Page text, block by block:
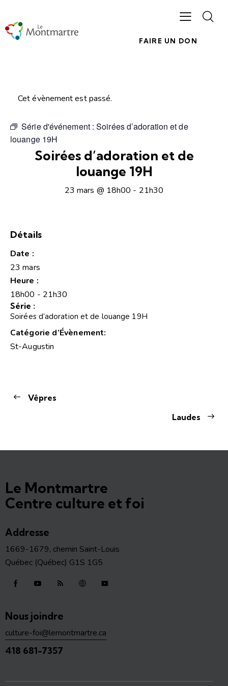
FAIRE UN DON
Cet évènement est passé.
Série d'événement :Soirées d’adoration et de
louange 19H
Soirées d’adoration et de
louange 19H
23 mars @ 18h00 - 21h30
Détails
Date :
23 mars
Heure :
18h00 - 21h30
Série :
Soirées d’adoration et de louange 19H
Catégorie d’Évènement:
St-Augustin
Vêpres
Laudes
Le Montmartre
Centre culture et foi
Addresse
1669-1679, chemin Saint-Louis
Québec (Québec) G1S 1G5
Nous joindre
culture-foi@lemontmartre.ca
418 681-7357